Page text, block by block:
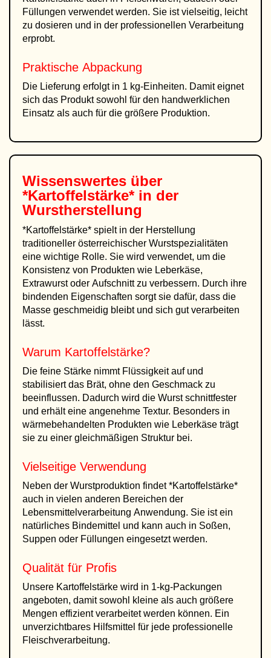
Füllungen verwendet werden. Sie ist vielseitig, leicht
zu dosieren und in der professionellen Verarbeitung
erprobt.
Praktische Abpackung
Die Lieferung erfolgt in 1 kg-Einheiten. Damit eignet
sich das Produkt sowohl für den handwerklichen
Einsatz als auch für die größere Produktion.
Wissenswertes über
*Kartoffelstärke* in der
Wurstherstellung
*Kartoffelstärke* spielt in der Herstellung
traditioneller österreichischer Wurstspezialitäten
eine wichtige Rolle. Sie wird verwendet, um die
Konsistenz von Produkten wie Leberkäse,
Extrawurst oder Aufschnitt zu verbessern. Durch ihre
bindenden Eigenschaften sorgt sie dafür, dass die
Masse geschmeidig bleibt und sich gut verarbeiten
lässt.
Warum Kartoffelstärke?
Die feine Stärke nimmt Flüssigkeit auf und
stabilisiert das Brät, ohne den Geschmack zu
beeinflussen. Dadurch wird die Wurst schnittfester
und erhält eine angenehme Textur. Besonders in
wärmebehandelten Produkten wie Leberkäse trägt
sie zu einer gleichmäßigen Struktur bei.
Vielseitige Verwendung
Neben der Wurstproduktion findet *Kartoffelstärke*
auch in vielen anderen Bereichen der
Lebensmittelverarbeitung Anwendung. Sie ist ein
natürliches Bindemittel und kann auch in Soßen,
Suppen oder Füllungen eingesetzt werden.
Qualität für Profis
Unsere Kartoffelstärke wird in 1-kg-Packungen
angeboten, damit sowohl kleine als auch größere
Mengen effizient verarbeitet werden können. Ein
unverzichtbares Hilfsmittel für jede professionelle
Fleischverarbeitung.